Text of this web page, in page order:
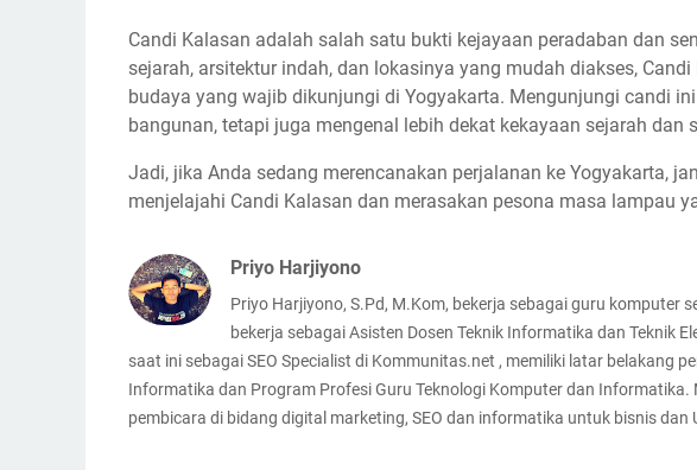
Candi Kalasan adalah salah satu bukti kejayaan peradaban dan
sejarah, arsitektur indah, dan lokasinya yang mudah diakses,
budaya yang wajib dikunjungi di Yogyakarta. Mengunjungi candi
bangunan, tetapi juga mengenal lebih dekat kekayaan sejarah dan
Jadi, jika Anda sedang merencanakan perjalanan ke Yogyakarta,
menjelajahi Candi Kalasan dan merasakan pesona masa lampau
Priyo Harjiyono
Priyo Harjiyono, S.Pd, M.Kom, bekerja sebagai guru komputer
bekerja sebagai Asisten Dosen Teknik Informatika dan Teknik
saat ini sebagai SEO Specialist di Kommunitas.net , memiliki latar belakang
Informatika dan Program Profesi Guru Teknologi Komputer dan Informatika.
pembicara di bidang digital marketing, SEO dan informatika untuk bisnis dan